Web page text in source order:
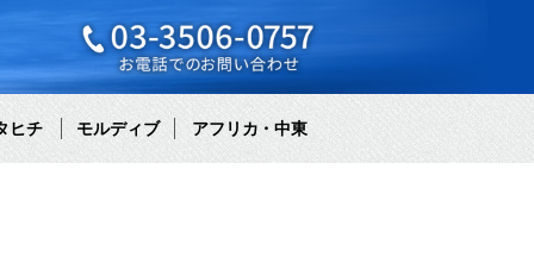
ヒチ モルディブ アフリカ・中東